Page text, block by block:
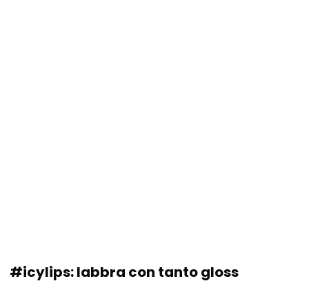
#icylips: labbra con tanto gloss